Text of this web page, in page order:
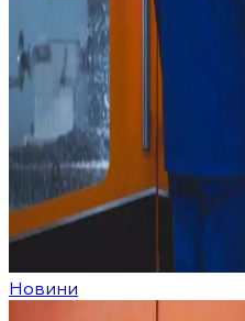
Новини